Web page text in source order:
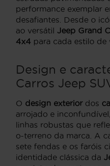
performance exemplar
desafiantes. Desde o
ao versátil Jeep Grand
4x4 para cada estilo de
Design e
Carros Jeep
O design exteriordos
arrojado e
linhas robustas que
o-terreno da marca. A
sete fendas e os faróis
identidade clássica da